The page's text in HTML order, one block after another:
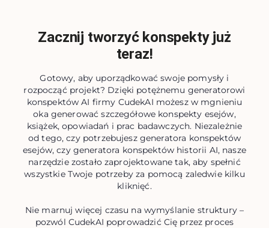
Zacznij tworzyć konspekty już
teraz!
Gotowy, aby uporządkować swoje pomysły i
rozpocząć projekt? Dzięki potężnemu generatorowi
konspektów AI firmy CudekAI możesz w mgnieniu
oka generować szczegółowe konspekty esejów,
książek, opowiadań i prac badawczych. Niezależnie
od tego, czy potrzebujesz generatora konspektów
esejów, czy generatora konspektów historii AI, nasze
narzędzie zostało zaprojektowane tak, aby spełnić
wszystkie Twoje potrzeby za pomocą zaledwie kilku
kliknięć.
Nie marnuj więcej czasu na wymyślanie struktury –
pozwól CudekAI poprowadzić Cię przez proces